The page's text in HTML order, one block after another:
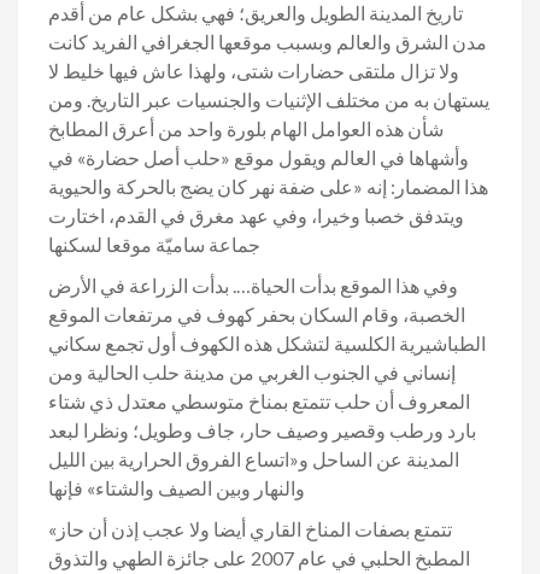
تاريخ المدينة الطويل والعريق؛ فهي بشكل عام من أقدم
مدن الشرق والعالم وبسبب موقعها الجغرافي الفريد كانت
ولا تزال ملتقى حضارات شتى، ولهذا عاش فيها خليط لا
يستهان به من مختلف الإثنيات والجنسيات عبر التاريخ. ومن
شأن هذه العوامل الهام بلورة واحد من أعرق المطابخ
وأشهاها في العالم ويقول موقع «حلب أصل حضارة» في
هذا المضمار: إنه «على ضفة نهر كان يضج بالحركة والحيوية
ويتدفق خصبا وخيرا، وفي عهد مغرق في القدم، اختارت
جماعة ساميّة موقعا لسكنها
وفي هذا الموقع بدأت الحياة…. بدأت الزراعة في الأرض
الخصبة، وقام السكان بحفر كهوف في مرتفعات الموقع
الطباشيرية الكلسية لتشكل هذه الكهوف أول تجمع سكاني
إنساني في الجنوب الغربي من مدينة حلب الحالية ومن
المعروف أن حلب تتمتع بمناخ متوسطي معتدل ذي شتاء
بارد ورطب وقصير وصيف حار، جاف وطويل؛ ونظرا لبعد
المدينة عن الساحل و«اتساع الفروق الحرارية بين الليل
والنهار وبين الصيف والشتاء» فإنها
«تتمتع بصفات المناخ القاري أيضا ولا عجب إذن أن حاز
المطبخ الحلبي في عام 2007 على جائزة الطهي والتذوق